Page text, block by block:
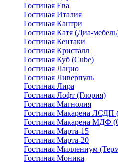
Гостиная Ева
Гостиная Италия
Гостиная Кантри
Гостиная Катя (Диа-
Гостиная Кентаки
Гостиная Кристалл
Гостиная Куб (Cube)
Гостиная Лацио
Гостиная Ливерпуль
Гостиная Лира
Гостиная Лофт (Глория)
Гостиная Магнолия
Гостиная Макарена ЛСДП
Гостиная Макарена МДФ
Гостиная Марта-15
Гостиная Марта-20
Гостиная Миллениум
Гостиная Моника